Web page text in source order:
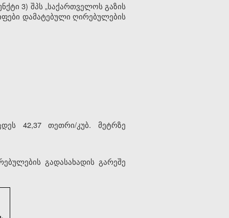
3) შპს „საქართველოს გაზის
დამატებული ღირებულების
42,37 თეთრი/კუბ. მეტრზე
გადასახადის გარეშე